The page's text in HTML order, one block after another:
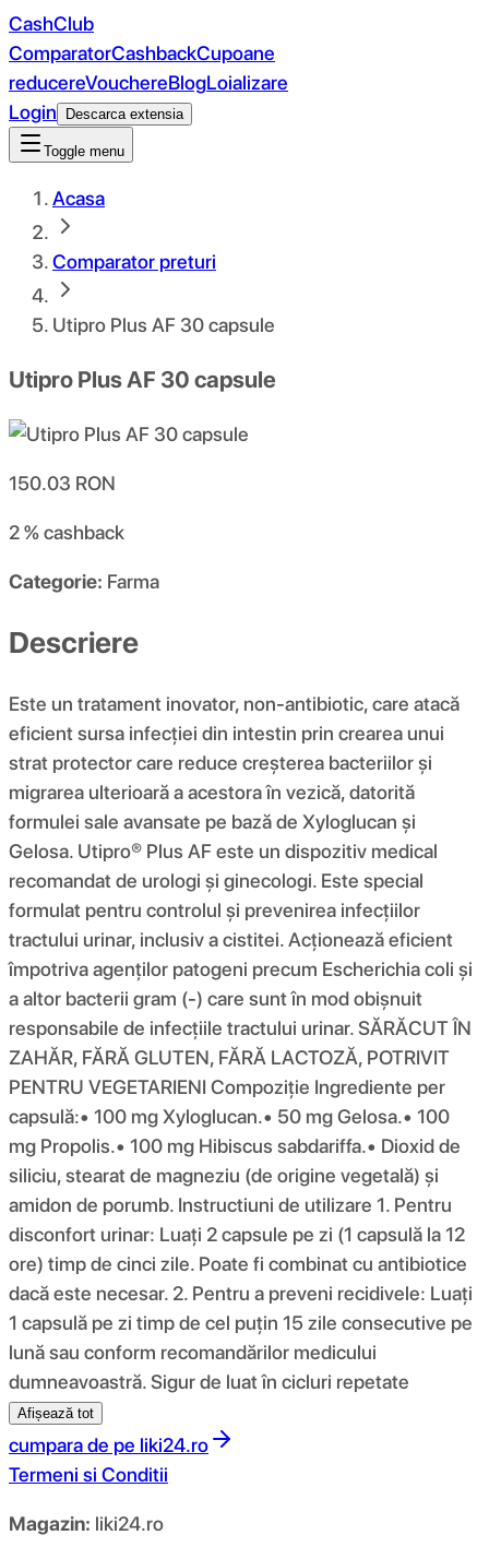
CashClub
ComparatorCashbackCupoane
reducereVouchereBlogLoializare
Login
Descarca extensia
Toggle menu
Acasa
Comparator preturi
Utipro Plus AF 30 capsule
Utipro Plus AF 30 capsule
150.03 RON
2 %cashback
Categorie: Farma
Descriere
Este un tratament inovator, non-antibiotic, care atacă
eficient sursa infecției din intestin prin crearea unui
strat protector care reduce creșterea bacteriilor și
migrarea ulterioară a acestora în vezică, datorită
formulei sale avansate pe bază de Xyloglucan și
Gelosa. Utipro® Plus AF este un dispozitiv medical
recomandat de urologi și ginecologi. Este special
formulat pentru controlul și prevenirea infecțiilor
tractului urinar, inclusiv a cistitei. Acționează eficient
împotriva agenților patogeni precum Escherichia coli și
a altor bacterii gram (-) care sunt în mod obișnuit
responsabile de infecțiile tractului urinar. SĂRĂCUT ÎN
ZAHĂR, FĂRĂ GLUTEN, FĂRĂ LACTOZĂ, POTRIVIT
PENTRU VEGETARIENI Compoziţie Ingrediente per
capsulă:• 100 mg Xyloglucan.• 50 mg Gelosa.• 100
mg Propolis.• 100 mg Hibiscus sabdariffa.• Dioxid de
siliciu, stearat de magneziu (de origine vegetală) și
amidon de porumb. Instructiuni de utilizare 1. Pentru
disconfort urinar: Luați 2 capsule pe zi (1 capsulă la 12
ore) timp de cinci zile. Poate fi combinat cu antibiotice
dacă este necesar. 2. Pentru a preveni recidivele: Luați
1 capsulă pe zi timp de cel puțin 15 zile consecutive pe
lună sau conform recomandărilor medicului
dumneavoastră. Sigur de luat în cicluri repetate
Afișează tot
cumpara de pe liki24.ro
Termeni si Conditii
Magazin: liki24.ro